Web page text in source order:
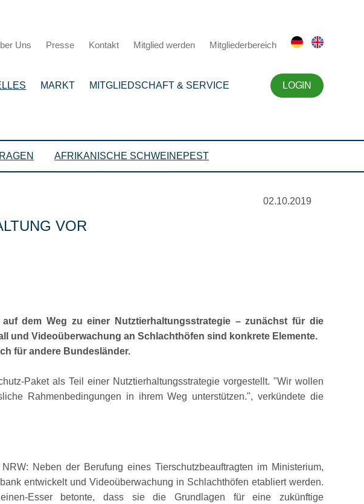
Uns Presse Kontakt Mitglied werden Mitgliederbereich
MARKT MITGLIEDSCHAFT & SERVICE LOGIN
AFRIKANISCHE SCHWEINEPEST
02.10.2019
VOR
dem Weg zu einer Nutztierhaltungsstrategie – zunächst für die
und Videoüberwachung an Schlachthöfen sind konkrete Elemente.
für andere Bundesländer.
Paket als Teil einer Nutztierhaltungsstrategie vorgestellt.
Wir wollen
Rahmenbedingungen in ihrem Weg unterstützen. , verkündete die
Neben der Berufung eines Tierschutzbeauftragten im Ministerium,
entwickelt und Videoüberwachung in Schlachthöfen etabliert werden.
Esser betonte, dass sie die Grundlagen für eine zukünftige